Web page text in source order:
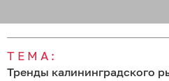
ТЕМА:
Тренды калининградского